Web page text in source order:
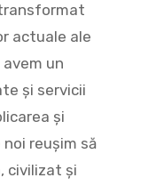
actuale ale
un
și servicii
şi
reușim să
civilizat și